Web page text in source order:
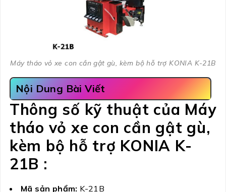
Máy tháo vỏ xe con cần gật gù, kèm bộ hỗ trợ KONIA K-21B
Nội Dung Bài Viết
Thông số kỹ thuật của Máy
tháo vỏ xe con cần gật gù,
kèm bộ hỗ trợ KONIA K-
21B :
Mã sản phẩm: K-21B